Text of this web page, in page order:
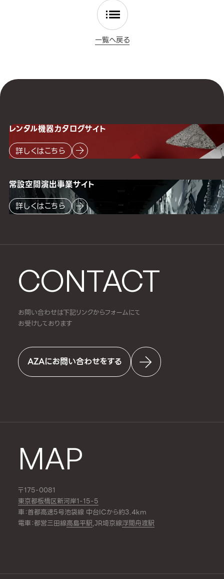
一覧へ戻る
CONTACT
お問い合わせは下記リンクからフォームにて
お受けしております
AZAにお問い合わせをする
MAP
〒175-0081
東京都板橋区新河岸1-15-5
車：首都高速5号池袋線 中台ICから約3.4km
電車：都営三田線高島平駅,JR埼京線浮間舟渡駅
レンタル機器カタログサイト
詳しくはこちら
常設空間演出事業サイト
詳しくはこちら